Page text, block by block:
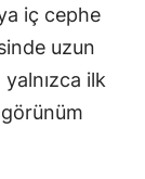
iç cephe
uzun
yalnızca ilk